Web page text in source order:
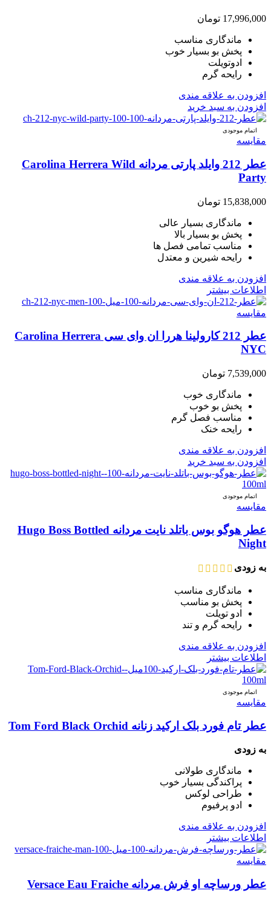
17,996,000 تومان
ماندگاری مناسب
پخش بو بسیار خوب
ادوتویلت
رایحه گرم
افزودن به علاقه مندی
افزودن به سبد خرید
اتمام موجودی
مقایسه
عطر 212 وایلد پارتی مردانه Carolina Herrera Wild
Party
15,838,000 تومان
ماندگاری بسیار عالی
پخش بو بسیار بالا
مناسب تمامی فصل ها
رایحه شیرین و معتدل
افزودن به علاقه مندی
اطلاعات بیشتر
مقایسه
عطر 212 کارولینا هررا ان وای سی Carolina Herrera
NYC
7,539,000 تومان
ماندگاری خوب
پخش بو خوب
مناسب فصل گرم
رایحه خنک
افزودن به علاقه مندی
افزودن به سبد خرید
اتمام موجودی
مقایسه
عطر هوگو بوس باتلد نایت مردانه Hugo Boss Bottled
Night
به زودی
ماندگاری مناسب
پخش بو مناسب
ادو تویلت
رایحه گرم و تند
افزودن به علاقه مندی
اطلاعات بیشتر
اتمام موجودی
مقایسه
عطر تام فورد بلک ارکید زنانه Tom Ford Black Orchid
به زودی
ماندگاری طولانی
پراکندگی بسیار خوب
طراحی لوکس
ادو پرفیوم
افزودن به علاقه مندی
اطلاعات بیشتر
مقایسه
عطر ورساچه او فرش مردانه Versace Eau Fraiche